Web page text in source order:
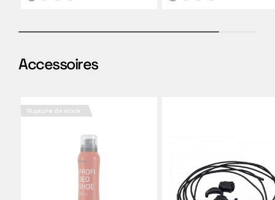
Accessoires
Rupture de stock